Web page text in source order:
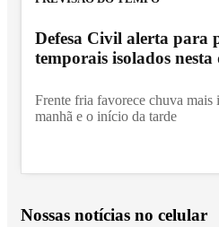
Defesa Civil alerta para
temporais isolados
Frente fria favorece chuva mais
manhã e o início da tarde
Nossas notícias no celular